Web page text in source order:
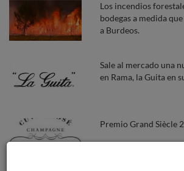
Los incendios
bodegas a medida
a Burdeos.
Sale al mercado una
en Rama, la Guita en
Premio Grand Siècle